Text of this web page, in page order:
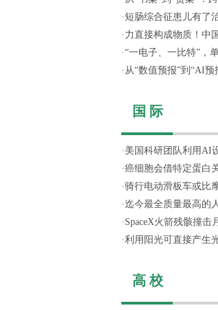
· 短肠综合征患儿有了
· 力直接构成物质！中
·“一电子、一比特”，
· 从“数值预报”到“AI
国 际
· 美国科研团队利用AI
·癌细胞会借特定蛋白
·骑行电动滑板车或比
·迄今最全质量最高的
· SpaceX火箭残骸撞击
·利用阳光可直接产生
高 校